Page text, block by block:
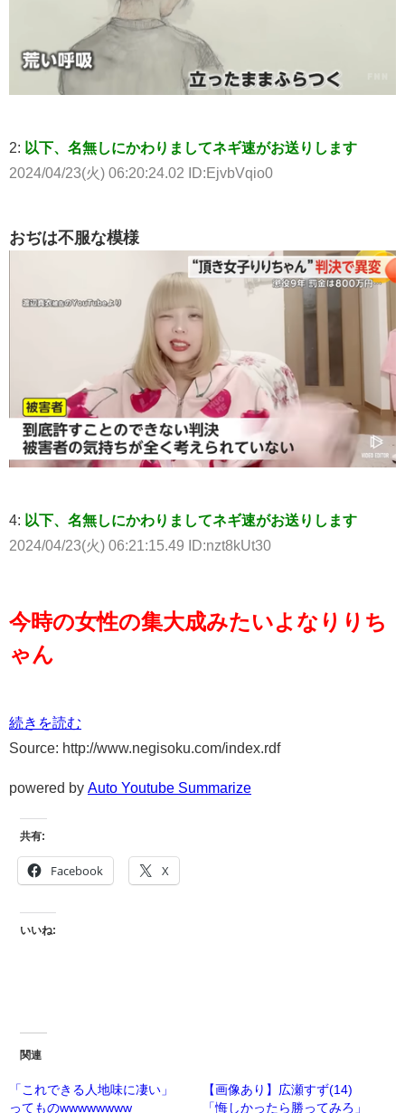
2: 以下、名無しにかわりましてネギ速がお送りします
2024/04/23(火) 06:20:24.02 ID:EjvbVqio0
おぢは不服な模様
4: 以下、名無しにかわりましてネギ速がお送りします
2024/04/23(火) 06:21:15.49 ID:nzt8kUt30
今時の女性の集大成みたいよなりりち
ゃん
続きを読む
Source: http://www.negisoku.com/index.rdf
powered by Auto Youtube Summarize
共有:
Facebook X
いいね:
関連
「これできる人地味に凄い」
ってものwwwwwwww
【画像あり】広瀬すず(14)
「悔しかったら勝ってみろ」